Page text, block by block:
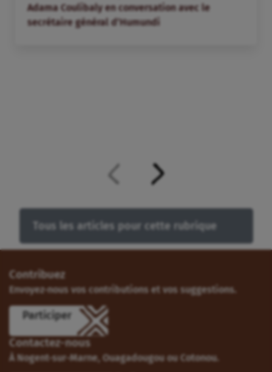
Adama Coulibaly en conversation avec le
secrétaire général d’Humundi
Tous les articles pour cette rubrique
Contribuez
Envoyez-nous vos contributions et vos suggestions.
Participer
Contactez-nous
À Nogent-sur-Marne, Ouagadougou ou Cotonou.